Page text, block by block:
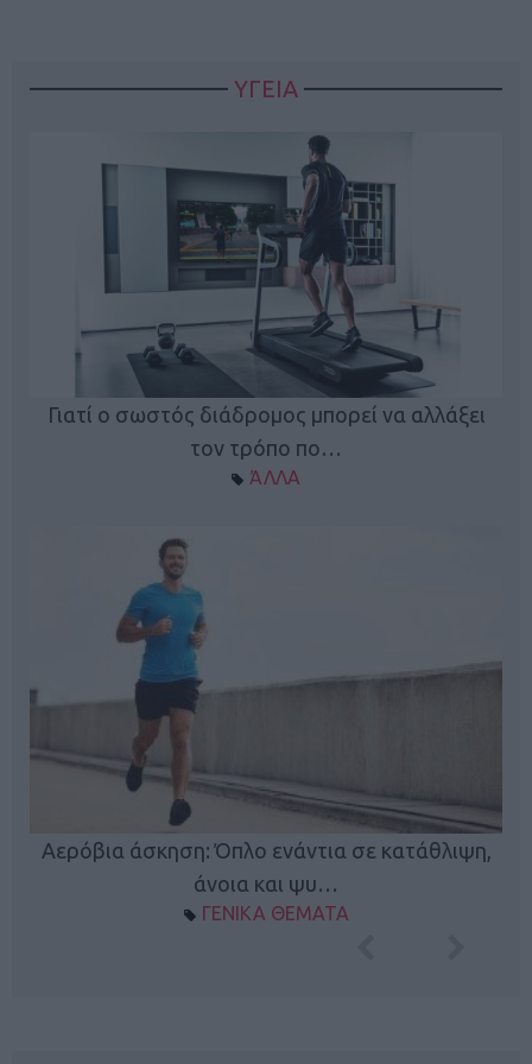
ΥΓΕΙΑ
Γιατί ο σωστός διάδρομος μπορεί να αλλάξει
τον τρόπο πο…
ΆΛΛΑ
Αερόβια άσκηση: Όπλο ενάντια σε κατάθλιψη,
άνοια και ψυ…
ΓΕΝΙΚΑ ΘΕΜΑΤΑ